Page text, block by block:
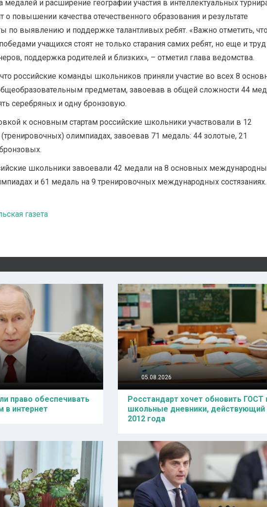
медалей и расширение географии участия в интеллектуальных
о повышении качества отечественного образования и результате
по выявлению и поддержке талантливых ребят. «Важно отметить,
учащихся стоят не только старания самих ребят, но еще и труд
поддержка родителей и близких», – отметил глава ведомства.
российские команды школьников приняли участие во всех 8
предметам, завоевав в общей сложности 44
серебряных и одну бронзовую.
к основным стартам российские школьники участвовали в 12
олимпиадах, завоевав 71 медаль: 44 золотые, 21
школьники завоевали 42 медали на 8 основных
и 61 медаль на 9 тренировочных международных состязаниях.
газета
право обеспечивать
в интернет
05.08.2026
Росстандарт хочет обновить ГОСТ
школьные дневники, действующий
2012 года